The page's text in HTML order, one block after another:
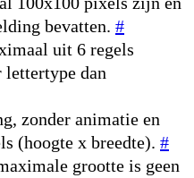
bevatten. #
uit 6 regels
lettertype dan
zonder animatie en
(hoogte x breedte). #
grootte is geen